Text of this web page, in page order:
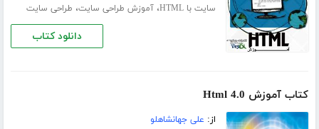
سایت با HTML
،آموزش طراحی سایت، طراحی سایت
دانلود کتاب
کتاب آموزش Html 4.0
از: علی جهانشاهلو